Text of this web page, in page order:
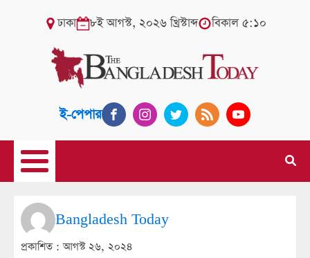
ঢাকা ৮ই আগস্ট, ২০২৬ খ্রিস্টাব্দ বিকাল ৫:১০
ই-পেপার
Bangladesh Today
প্রকাশিত :আগস্ট ২৬, ২০২৪